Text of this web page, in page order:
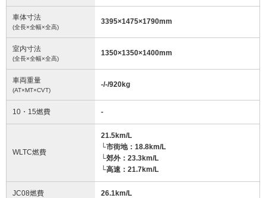
車体寸法
(全長×全幅×全高)
3395×1475×1790mm
室内寸法
(全長×全幅×全高)
1350×1350×1400mm
車両重量
(AT×MT×CVT)
-/-/920kg
10・15燃費 -
WLTC燃費
21.5km/L
└市街地：18.8km/L
└郊外：23.3km/L
└高速：21.7km/L
JC08燃費 26.1km/L